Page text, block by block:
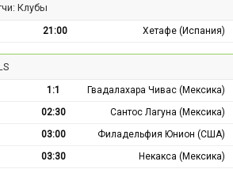
Клубы
21:00 Хетафе (Испания)
1:1
Гвадалахара Чивас (Мексика)
02:30
Сантос Лагуна (Мексика)
03:00
Филадельфия Юнион (США)
03:30
Некакса (Мексика)